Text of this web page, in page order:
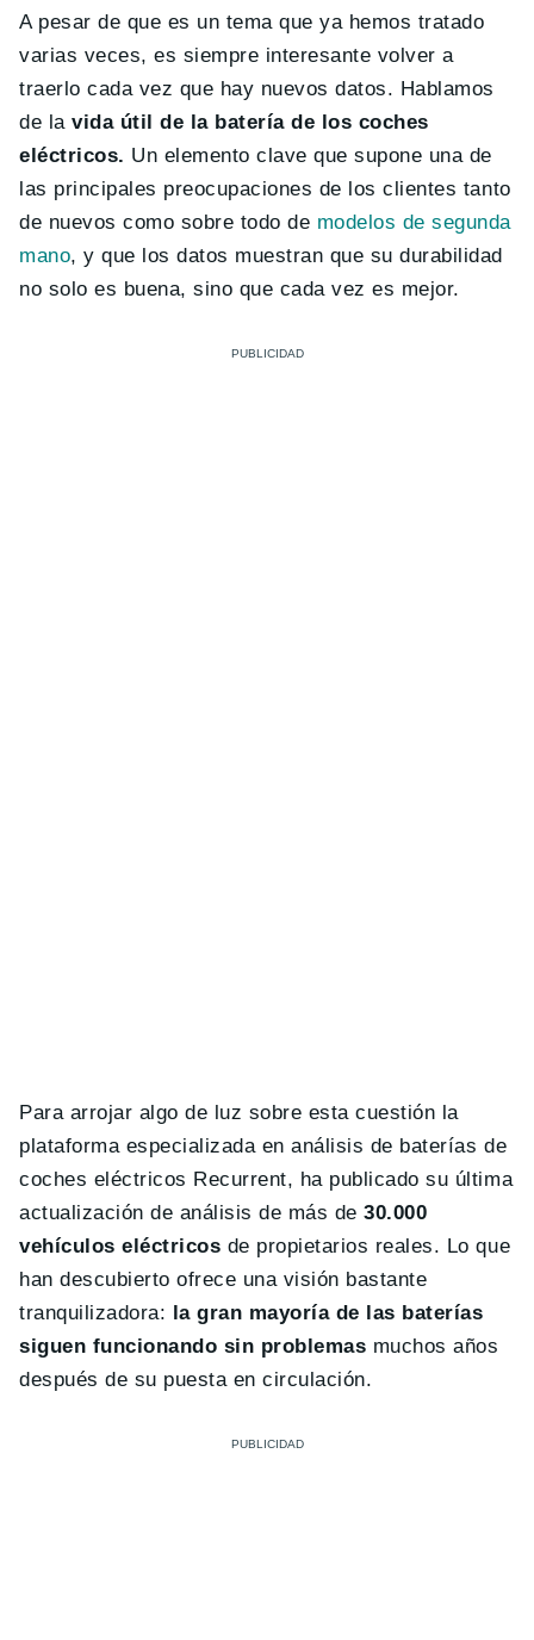
A pesar de que es un tema que ya hemos tratado
varias veces, es siempre interesante volver a
traerlo cada vez que hay nuevos datos. Hablamos
de lavida útil de la batería de los coches
eléctricos. Un elemento clave que supone una de
las principales preocupaciones de los clientes tanto
de nuevos como sobre todo de modelos de segunda
mano, y que los datos muestran que su durabilidad
no solo es buena, sino que cada vez es mejor.
Para arrojar algo de luz sobre esta cuestión la
plataforma especializada en análisis de baterías de
coches eléctricos Recurrent, ha publicado su última
actualización de análisis de más de30.000
vehículos eléctricos de propietarios reales. Lo que
han descubierto ofrece una visión bastante
tranquilizadora: la gran mayoría de las baterías
siguen funcionando sin problemas muchos años
después de su puesta en circulación.